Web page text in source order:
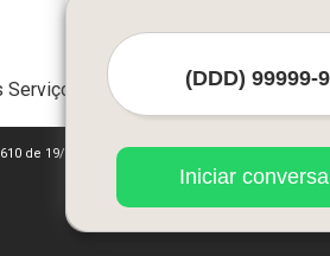
de 19/02/1998)
Iniciar conversa